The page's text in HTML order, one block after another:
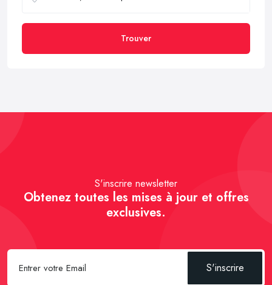
Trouver
S'inscrire newsletter
Obtenez toutes les mises à jour et offres
exclusives.
S'inscrire